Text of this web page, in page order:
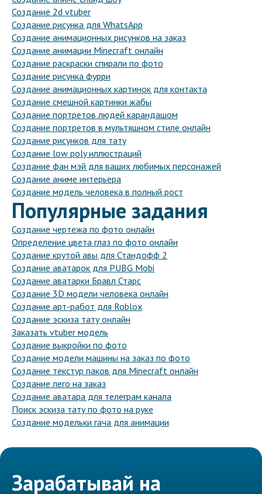
Создание 2d vtuber
Создание рисунка для WhatsApp
Создание анимационных рисунков на заказ
Создание анимации Minecraft онлайн
Создание раскраски спирали по фото
Создание рисунка фурри
Создание анимационных картинок для контакта
Создание смешной картинки жабы
Создание портретов людей карандашом
Создание портретов в мультяшном стиле онлайн
Создание рисунков для тату
Создание low poly иллюстраций
Создание фан мэй для ваших любимых персонажей
Создание аниме интерьера
Создание модель человека в полный рост
Популярные задания
Создание чертежа по фото онлайн
Определение цвета глаз по фото онлайн
Создание крутой авы для Стандофф 2
Создание аватарок для PUBG Mobi
Создание аватарки Бравл Старс
Создание 3D модели человека онлайн
Создание арт-работ для Roblox
Создание эскиза тату онлайн
Заказать vtuber модель
Создание выкройки по фото
Создание модели машины на заказ по фото
Создание текстур паков для Minecraft онлайн
Создание лего на заказ
Создание аватара для телеграм канала
Поиск эскиза тату по фото на руке
Создание модельки гача для анимации
Зарабатывай на